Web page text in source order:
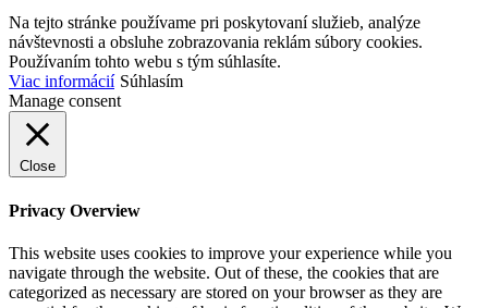
Na tejto stránke používame pri poskytovaní služieb, analýze
návštevnosti a obsluhe zobrazovania reklám súbory cookies.
Používaním tohto webu s tým súhlasíte.
Viac informácií Súhlasím
Manage consent
Close
Privacy Overview
This website uses cookies to improve your experience while you
navigate through the website. Out of these, the cookies that are
categorized as necessary are stored on your browser as they are